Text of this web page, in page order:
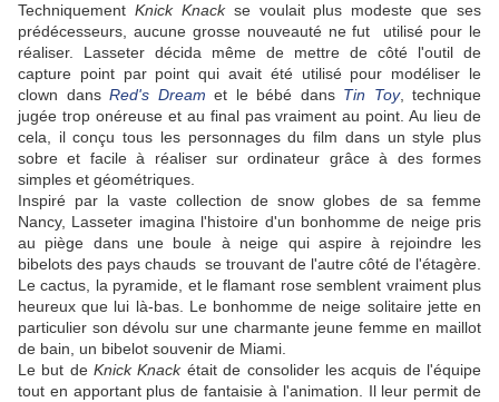
Techniquement Knick Knackse voulait plus modeste que ses
prédécesseurs, aucune grosse nouveauté ne fut utilisé pour le
réaliser. Lasseter décida même de mettre de côté l'outil de
capture point par point qui avait été utilisé pour modéliser le
clown dans Red's Dream et le bébé dans Tin Toy, technique
jugée trop onéreuse et au final pas vraiment au point. Au lieu de
cela, il conçu tous les personnages du film dans un style plus
sobre et facile à réaliser sur ordinateur grâce à des formes
simples et géométriques.
Inspiré par la vaste collection de snow globes de sa femme
Nancy, Lasseter imagina l'histoire d'un bonhomme de neige pris
au piège dans une boule à neige qui aspire à rejoindre les
bibelots des pays chauds se trouvant de l'autre côté de l'étagère.
Le cactus, la pyramide, et le flamant rose semblent vraiment plus
heureux que lui là-bas. Le bonhomme de neige solitaire jette en
particulier son dévolu sur une charmante jeune femme en maillot
de bain, un bibelot souvenir de Miami.
Le but deKnick Knackétait de consolider les acquis de l'équipe
tout en apportant plus de fantaisie à l'animation. Il leur permit de